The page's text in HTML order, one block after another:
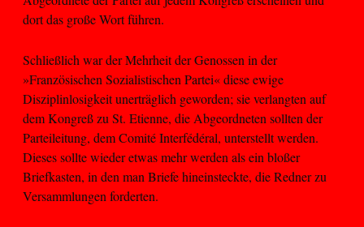
dort das große Wort führen.
Schließlich war der Mehrheit der Genossen in der
»Französischen Sozialistischen Partei« diese ewige
Disziplinlosigkeit unerträglich geworden; sie verlangten auf
dem Kongreß zu St. Etienne, die Abgeordneten sollten der
Parteileitung, dem Comité Interfédéral, unterstellt werden.
Dieses sollte wieder etwas mehr werden als ein bloßer
Briefkasten, in den man Briefe hineinsteckte, die Redner zu
Versammlungen forderten.